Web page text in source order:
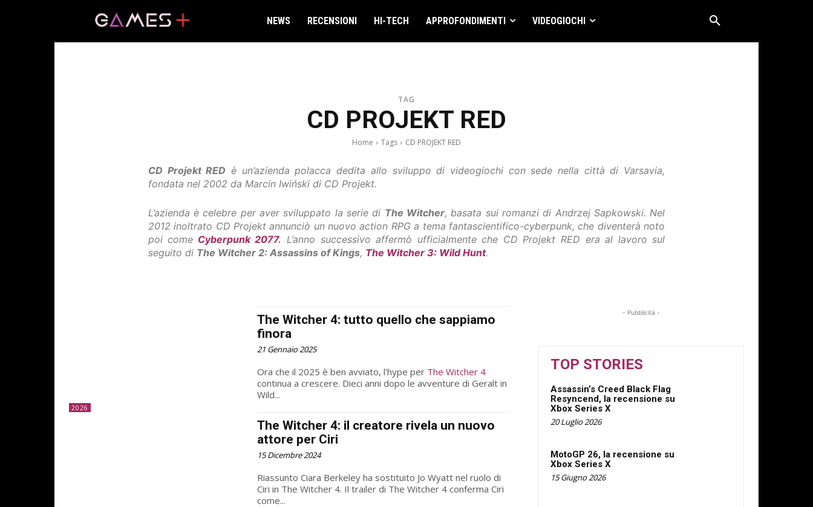
NEWS RECENSIONI HI-TECH APPROFONDIMENTI VIDEOGIOCHI
TAG
CD PROJEKT RED
Home Tags CD PROJEKT RED
CD Projekt RED è un’azienda polacca dedita allo sviluppo di videogiochi con sede nella città di Varsavia,
fondata nel 2002 da Marcin Iwiński di CD Projekt.
L’azienda è celebre per aver sviluppato la serie di The Witcher, basata sui romanzi di Andrzej Sapkowski. Nel
2012 inoltrato CD Projekt annunciò un nuovo action RPG a tema fantascientifico-cyberpunk, che diventerà noto
poi come Cyberpunk 2077. L’anno successivo affermò ufficialmente che CD Projekt RED era al lavoro sul
seguito di The Witcher 2: Assassins of Kings, The Witcher 3: Wild Hunt.
2026
The Witcher 4: tutto quello che sappiamo
finora
21 Gennaio 2025
Ora che il 2025 è ben avviato, l'hype per The Witcher 4
continua a crescere. Dieci anni dopo le avventure di Geralt in
Wild...
The Witcher 4: il creatore rivela un nuovo
attore per Ciri
15 Dicembre 2024
Riassunto Ciara Berkeley ha sostituito Jo Wyatt nel ruolo di
Ciri in The Witcher 4. Il trailer di The Witcher 4 conferma Ciri
come...
- Pubblicità -
TOP STORIES
Assassin’s Creed Black Flag
Resyncend, la recensione su
Xbox Series X
20 Luglio 2026
MotoGP 26, la recensione su
Xbox Series X
15 Giugno 2026